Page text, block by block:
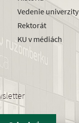
Vedenie univerzity
Rektorát
KU v médiách